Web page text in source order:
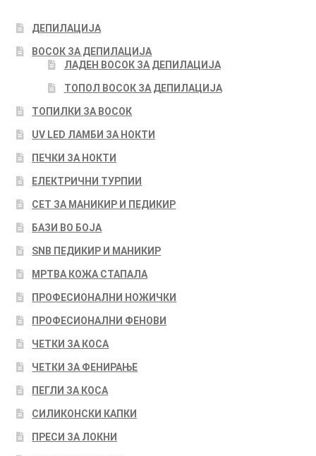
ДЕПИЛАЦИЈА
ВОСОК ЗА ДЕПИЛАЦИЈА
ЛАДЕН ВОСОК ЗА ДЕПИЛАЦИЈА
ТОПОЛ ВОСОК ЗА ДЕПИЛАЦИЈА
ТОПИЛКИ ЗА ВОСОК
UV LED ЛАМБИ ЗА НОКТИ
ПЕЧКИ ЗА НОКТИ
ЕЛЕКТРИЧНИ ТУРПИИ
СЕТ ЗА МАНИКИР И ПЕДИКИР
БАЗИ ВО БОЈА
SNB ПЕДИКИР И МАНИКИР
МРТВА КОЖА СТАПАЛА
ПРОФЕСИОНАЛНИ НОЖИЧКИ
ПРОФЕСИОНАЛНИ ФЕНОВИ
ЧЕТКИ ЗА КОСА
ЧЕТКИ ЗА ФЕНИРАЊЕ
ПЕГЛИ ЗА КОСА
СИЛИКОНСКИ КАПКИ
ПРЕСИ ЗА ЛОКНИ